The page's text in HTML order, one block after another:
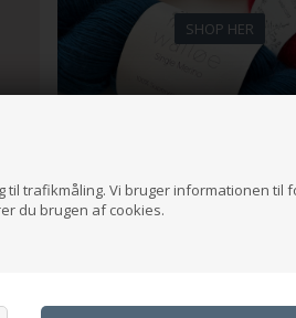
til trafikmåling. Vi bruger informationen til
du brugen af cookies.
SHOP HER